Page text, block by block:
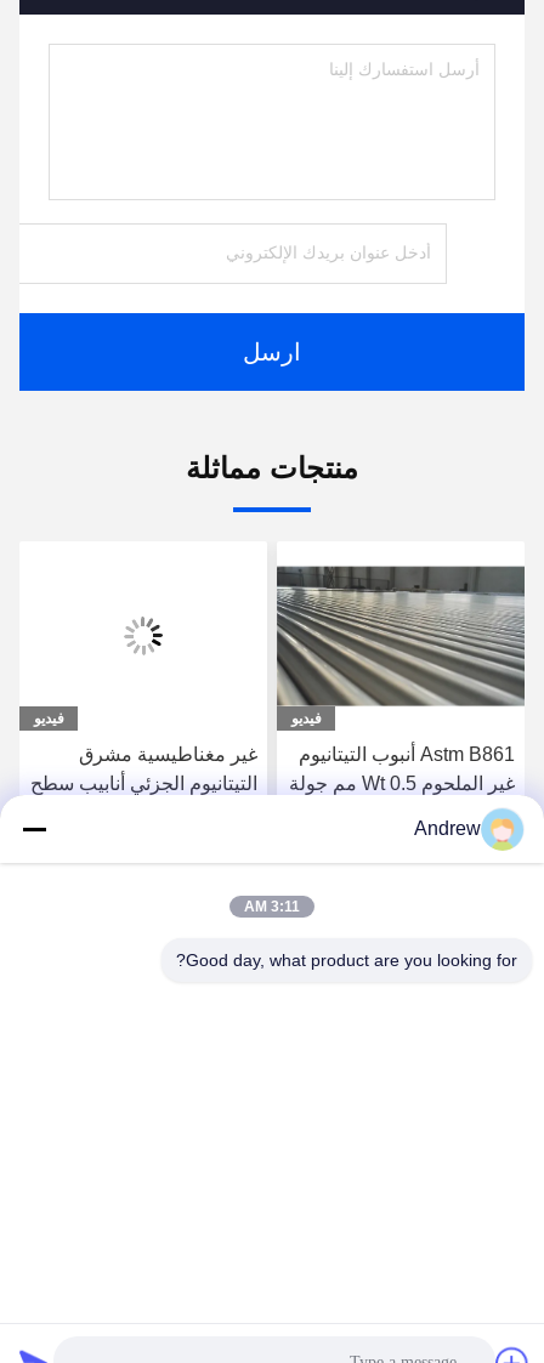
ارسل
منتجات مماثلة
فيديو
Astm B861 أنبوب التيتانيوم
غير الملحوم Wt 0.5 مم جولة
الصف 9
احصل على أفضل سعر
فيديو
غير مغناطيسية مشرق
التيتانيوم الجزئي أنابيب سطح
احصل على أفضل سعر
Andrew
3:11 AM
Good day, what product are you looking for?